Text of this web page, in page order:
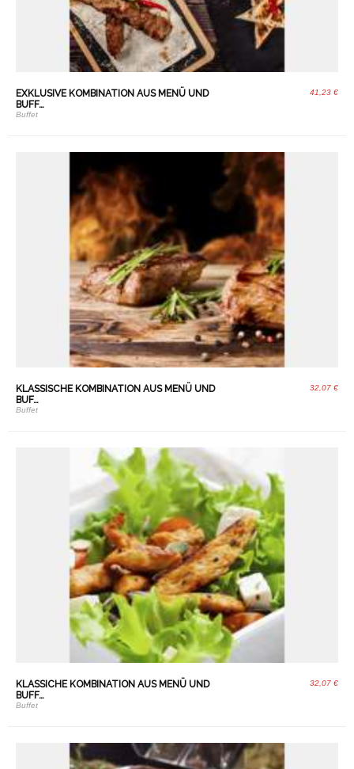
41,23 €
EXKLUSIVE KOMBINATION AUS MENÜ UND
BUFF…
Buffet
32,07 €
KLASSISCHE KOMBINATION AUS MENÜ UND
BUF…
Buffet
32,07 €
KLASSICHE KOMBINATION AUS MENÜ UND
BUFF…
Buffet